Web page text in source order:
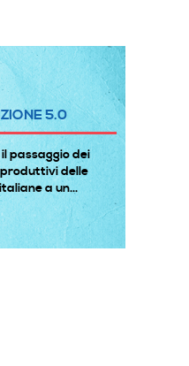
5.0
passaggio dei
delle
a un...